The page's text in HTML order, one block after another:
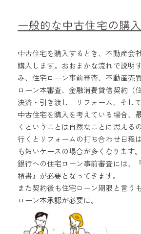
一般的な中古住宅の購
中古住宅を購入するとき、不動産会
購入します。おおまかな流れで説明
み、住宅ローン事前審査、不動産売
ローン本審査、金融消費貸借契約（
決済・引き渡し リフォーム、そして
中古住宅を購入を考えている場合、
くということは自然なことに思える
行くとリフォームの打ち合わせ日程
も短いケースの場合が多くなります。
銀行への住宅ローン事前審査には、
積書』が必要となってきます。
また契約後も住宅ローン期限と言う
ローン本承認が必要に。